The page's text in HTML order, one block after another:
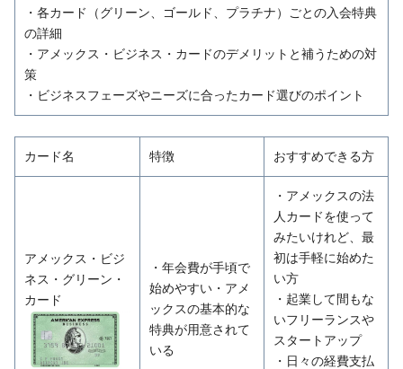
・各カード（グリーン、ゴールド、プラチナ）ごとの入会特典
の詳細
・アメックス・ビジネス・カードのデメリットと補うための対
策
・ビジネスフェーズやニーズに合ったカード選びのポイント
カード名 特徴 おすすめできる方
アメックス・ビジ
ネス・グリーン・
カード
・年会費が手頃で
始めやすい・アメ
ックスの基本的な
特典が用意されて
いる
・アメックスの法
人カードを使って
みたいけれど、最
初は手軽に始めた
い方
・起業して間もな
いフリーランスや
スタートアップ
・日々の経費支払